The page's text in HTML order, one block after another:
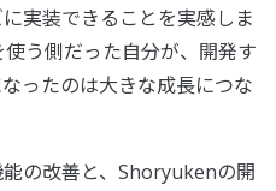
実装できることを実感しま
う側だった自分が、開発す
ったのは大きな成長につな
の改善と、Shoryukenの開